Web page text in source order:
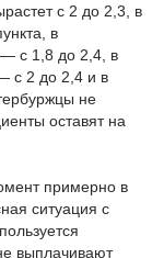
с 2 до 2,3, в
в
с 1,8 до 2,4, в
с 2 до 2,4 и в
не
оставят на
примерно в
ситуация с
выплачивают